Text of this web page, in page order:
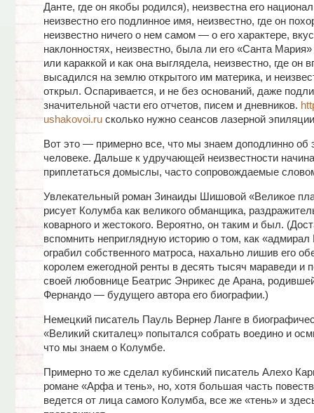
Данте, где он якобы родился), неизвестна его
неизвестно его подлинное имя, неизвестно, где он
неизвестно ничего о нем самом — о его характере,
наклонностях, неизвестно, была ли его «Санта
или караккой и как она выглядела, неизвестно, где он
высадился на землю открытого им материка, и
открыл. Оспаривается, и не без оснований, даже
значительной части его отчетов, писем и дневников.
ushakovoi.ruсколько нужно сеансов лазерной
Вот это — примерно все, что мы знаем доподлинно об
человеке. Дальше к удручающей неизвестности
приплетаться домыслы, часто сопровождаемые
Увлекательный роман Зинаиды Шишовой «Великое
рисует Колумба как великого обманщика,
коварного и жестокого. Вероятно, он таким и был.
вспомнить неприглядную историю о том, как
ограбил собственного матроса, нахально лишив его
королем ежегодной ренты в десять тысяч мараведи и
своей любовнице Беатрис Энрикес де Арана,
Фернандо — будущего автора его биографии.)
Немецкий писатель Пауль Вернер Ланге в
«Великий скиталец» попытался собрать воедино и
что мы знаем о Колумбе.
Примерно то же сделал кубинский писатель Алехо
романе «Арфа и тень», но, хотя большая часть
ведется от лица самого Колумба, все же «тень» и